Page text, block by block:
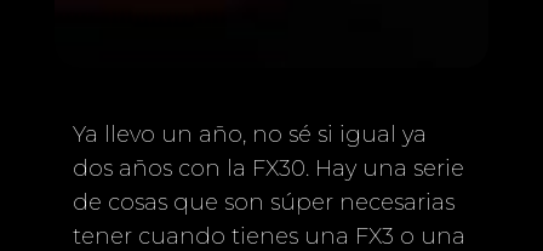
Ya llevo un año, no sé si igual ya
dos años con la FX30. Hay una serie
de cosas que son súper necesarias
tener cuando tienes una FX3 o una